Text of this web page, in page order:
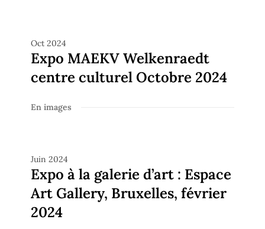
Oct 2024
Expo MAEKV Welkenraedt
centre culturel Octobre 2024
En images
Juin 2024
Expo à la galerie d’art : Espace
Art Gallery, Bruxelles, février
2024